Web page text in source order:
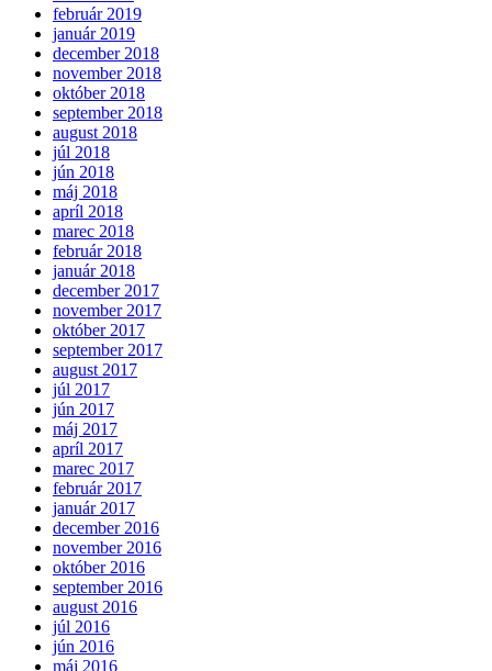
február 2019
január 2019
december 2018
november 2018
október 2018
september 2018
august 2018
júl 2018
jún 2018
máj 2018
apríl 2018
marec 2018
február 2018
január 2018
december 2017
november 2017
október 2017
september 2017
august 2017
júl 2017
jún 2017
máj 2017
apríl 2017
marec 2017
február 2017
január 2017
december 2016
november 2016
október 2016
september 2016
august 2016
júl 2016
jún 2016
máj 2016